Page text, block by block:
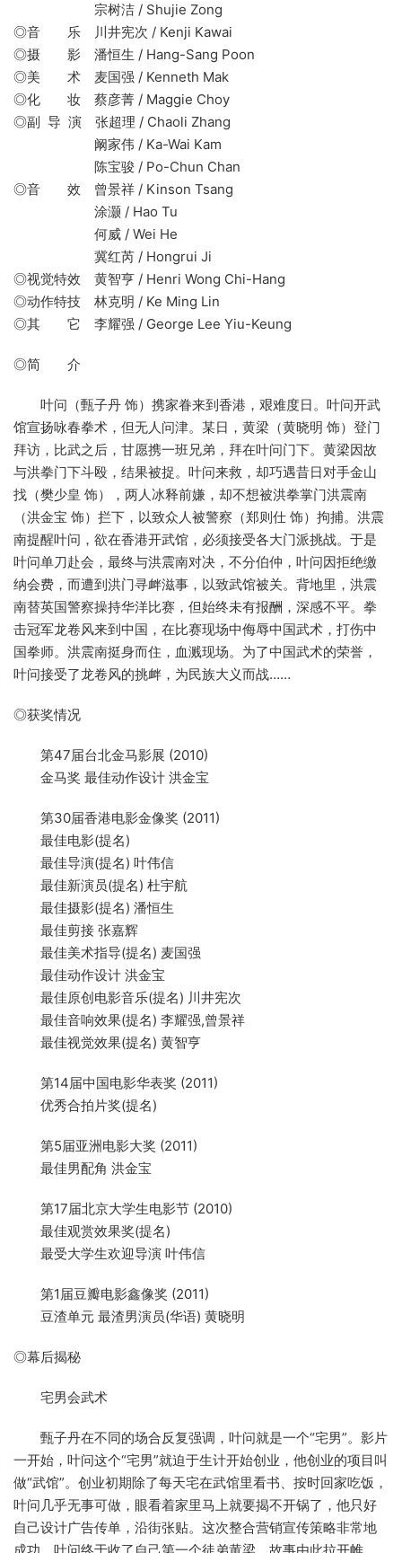
宗树洁 / Shujie Zong
◎音 乐 川井宪次 / Kenji Kawai
◎摄 影 潘恒生 / Hang-Sang Poon
◎美 术 麦国强 / Kenneth Mak
◎化 妆 蔡彦菁 / Maggie Choy
◎副 导 演 张超理 / Chaoli Zhang
阚家伟 / Ka-Wai Kam
陈宝骏 / Po-Chun Chan
◎音 效 曾景祥 / Kinson Tsang
涂灏 / Hao Tu
何威 / Wei He
冀红芮 / Hongrui Ji
◎视觉特效 黄智亨 / Henri Wong Chi-Hang
◎动作特技 林克明 / Ke Ming Lin
◎其 它 李耀强 / George Lee Yiu-Keung
◎简 介
叶问（甄子丹 饰）携家眷来到香港，艰难度日。叶问开武
馆宣扬咏春拳术，但无人问津。某日，黄梁（黄晓明 饰）登门
拜访，比武之后，甘愿携一班兄弟，拜在叶问门下。黄梁因故
与洪拳门下斗殴，结果被捉。叶问来救，却巧遇昔日对手金山
找（樊少皇 饰），两人冰释前嫌，却不想被洪拳掌门洪震南
（洪金宝 饰）拦下，以致众人被警察（郑则仕 饰）拘捕。洪震
南提醒叶问，欲在香港开武馆，必须接受各大门派挑战。于是
叶问单刀赴会，最终与洪震南对决，不分伯仲，叶问因拒绝缴
纳会费，而遭到洪门寻衅滋事，以致武馆被关。背地里，洪震
南替英国警察操持华洋比赛，但始终未有报酬，深感不平。拳
击冠军龙卷风来到中国，在比赛现场中侮辱中国武术，打伤中
国拳师。洪震南挺身而住，血溅现场。为了中国武术的荣誉，
叶问接受了龙卷风的挑衅，为民族大义而战……
◎获奖情况
第47届台北金马影展 (2010)
金马奖 最佳动作设计 洪金宝
第30届香港电影金像奖 (2011)
最佳电影(提名)
最佳导演(提名) 叶伟信
最佳新演员(提名) 杜宇航
最佳摄影(提名) 潘恒生
最佳剪接 张嘉辉
最佳美术指导(提名) 麦国强
最佳动作设计 洪金宝
最佳原创电影音乐(提名) 川井宪次
最佳音响效果(提名) 李耀强,曾景祥
最佳视觉效果(提名) 黄智亨
第14届中国电影华表奖 (2011)
优秀合拍片奖(提名)
第5届亚洲电影大奖 (2011)
最佳男配角 洪金宝
第17届北京大学生电影节 (2010)
最佳观赏效果奖(提名)
最受大学生欢迎导演 叶伟信
第1届豆瓣电影鑫像奖 (2011)
豆渣单元 最渣男演员(华语) 黄晓明
◎幕后揭秘
宅男会武术
甄子丹在不同的场合反复强调，叶问就是一个“宅男”。影片
一开始，叶问这个“宅男”就迫于生计开始创业，他创业的项目叫
做“武馆”。创业初期除了每天宅在武馆里看书、按时回家吃饭，
叶问几乎无事可做，眼看着家里马上就要揭不开锅了，他只好
自己设计广告传单，沿街张贴。这次整合营销宣传策略非常地